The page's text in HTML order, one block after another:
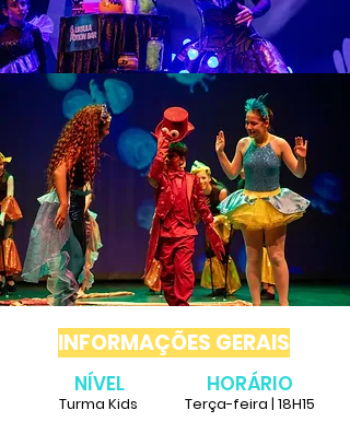
INFORMAÇÕES GERAIS
NÍVEL
Turma Kids
HORÁRIO
Terça-feira | 18H15